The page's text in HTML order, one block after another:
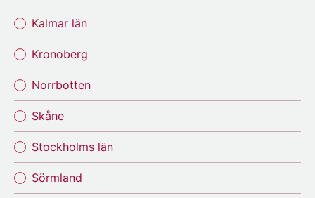
Kalmar län
Kronoberg
Norrbotten
Skåne
Stockholms län
Sörmland